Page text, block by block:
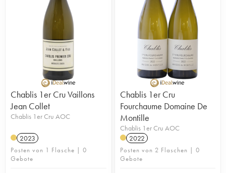
Chablis 1er Cru Vaillons
Jean Collet
Chablis 1er Cru AOC
2023
Posten von 1 Flasche | 0
Gebote
Chablis 1er Cru
Fourchaume Domaine De
Montille
Chablis 1er Cru AOC
2022
Posten von 2 Flaschen | 0
Gebote